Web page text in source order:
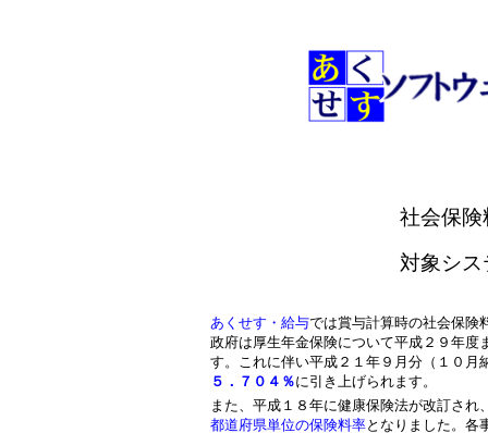
社会保険
対象シ
あくせす・給与では賞与計算時の社会保険
政府は厚生年金保険について平成２９年度
す。これに伴い平成２１年９月分（１０月
５．７０４％に引き上げられます。
また、平成１８年に健康保険法が改訂さ
都道府県単位の保険料率となりました。各